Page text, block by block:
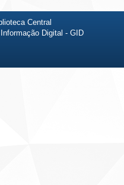
Central
Digital - GID